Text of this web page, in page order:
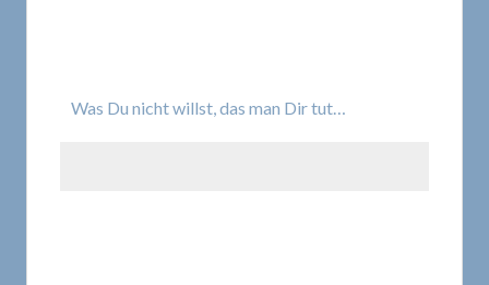
Was Du nicht willst, das man Dir tut…